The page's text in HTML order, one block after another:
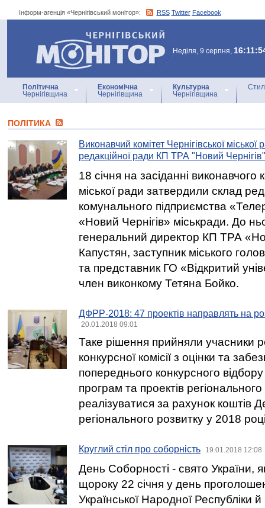
Інформ-агенція «Чернігівський монітор»: RSS Twitter Facebook
Інформ-агенція
«Чернігівський монітор»
Неділя, 9 серпня,
Політична
Чернігівщина
Економічна
Чернігівщина
Культурна
Чернігівщина
ПОЛІТИКА
Виконавчий комітет Чернігівської
редакційної ради КП ТРА "Новий Чернігів"
18 січня на засіданні виконавчого
міської ради затвердили склад
комунального підприємства
«Новий Чернігів» міськради. До
генеральний директор КП ТРА
Капустян, заступник міського
та представник ГО «Відкритий
член виконкому Тетяна Бойко.
ДФРР-2018: 47 проектів направлять на
20.01.2018 09:01
Таке рішення прийняли учасники
конкурсної комісії з оцінки та
попереднього конкурсного відбору
програм та проектів
реалізуватися за рахунок коштів
регіонального розвитку у 2018
Круглий стіл про соборність 19.01.2018 12:08
День Соборності - свято України,
щороку 22 січня у день
Української Народної Республіки й